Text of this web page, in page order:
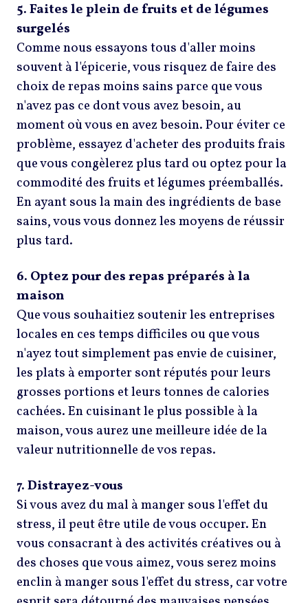
5. Faites le plein de fruits et de légumes
surgelés
Comme nous essayons tous d'aller moins
souvent à l'épicerie, vous risquez de faire des
choix de repas moins sains parce que vous
n'avez pas ce dont vous avez besoin, au
moment où vous en avez besoin. Pour éviter ce
problème, essayez d'acheter des produits frais
que vous congèlerez plus tard ou optez pour la
commodité des fruits et légumes préemballés.
En ayant sous la main des ingrédients de base
sains, vous vous donnez les moyens de réussir
plus tard.
6. Optez pour des repas préparés à la
maison
Que vous souhaitiez soutenir les entreprises
locales en ces temps difficiles ou que vous
n'ayez tout simplement pas envie de cuisiner,
les plats à emporter sont réputés pour leurs
grosses portions et leurs tonnes de calories
cachées. En cuisinant le plus possible à la
maison, vous aurez une meilleure idée de la
valeur nutritionnelle de vos repas.
7. Distrayez-vous
Si vous avez du mal à manger sous l'effet du
stress, il peut être utile de vous occuper. En
vous consacrant à des activités créatives ou à
des choses que vous aimez, vous serez moins
enclin à manger sous l'effet du stress, car votre